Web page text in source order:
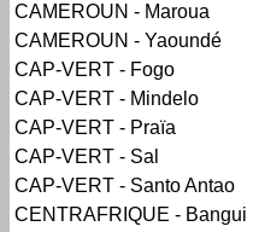
CAMEROUN - Maroua
CAMEROUN - Yaoundé
CAP-VERT - Fogo
CAP-VERT - Mindelo
CAP-VERT - Praïa
CAP-VERT - Sal
CAP-VERT - Santo Antao
CENTRAFRIQUE - Bangui